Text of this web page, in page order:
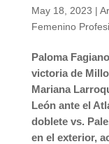
May 18, 2023 |
Femenino
Paloma
victoria de
Mariana
León ante el
doblete vs.
en el exterior,